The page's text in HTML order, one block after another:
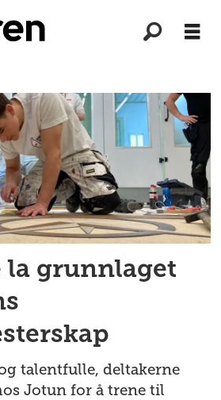
la grunnlaget
talentfulle, deltakerne
Jotun for å trene til